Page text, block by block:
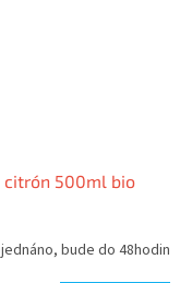
citrón 500ml bio
bude do 48hodin